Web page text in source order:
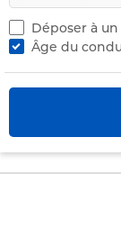
Déposer à
Âge du